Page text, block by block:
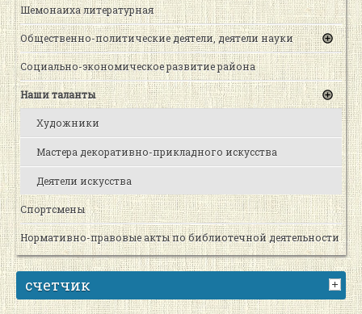
Шемонаиха литературная
Общественно-политические деятели, деятели науки
Социально-экономическое развитие района
Наши таланты
Художники
Мастера декоративно-прикладного искусства
Деятели искусства
Спортсмены
Нормативно-правовые акты по библиотечной деятельности
счетчик